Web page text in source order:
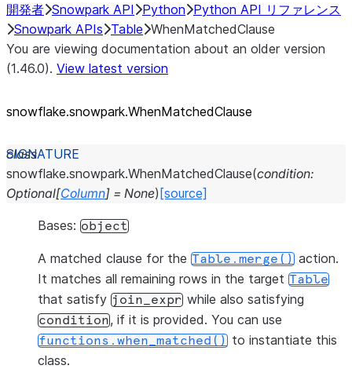
開発者 Snowpark API Python Python API リファレンス
Snowpark APIs Table WhenMatchedClause
You are viewing documentation about an older version
(1.46.0). View latest version
snowflake.snowpark.WhenMatchedClause
class
snowflake.snowpark.WhenMatchedClause(condition:
Optional[Column] = None) [source]
Bases: object
A matched clause for the Table.merge() action.
It matches all remaining rows in the target Table
that satisfy join_expr while also satisfying
condition, if it is provided. You can use
functions.when_matched() to instantiate this
class.